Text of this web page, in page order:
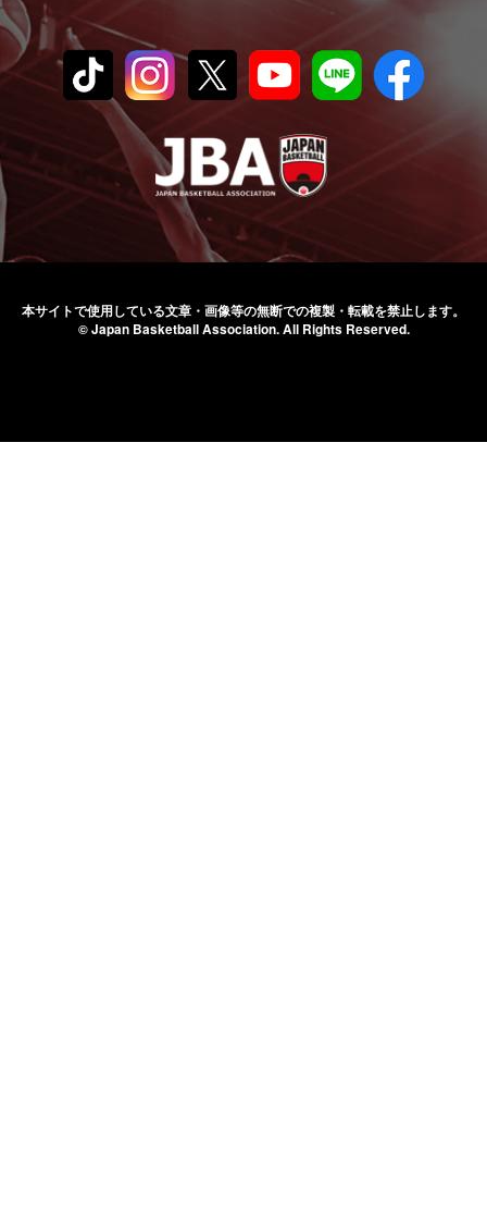
本サイトで使用している文章・画像等の無断での複製・転載を禁止します。
© Japan Basketball Association.All Rights Reserved.